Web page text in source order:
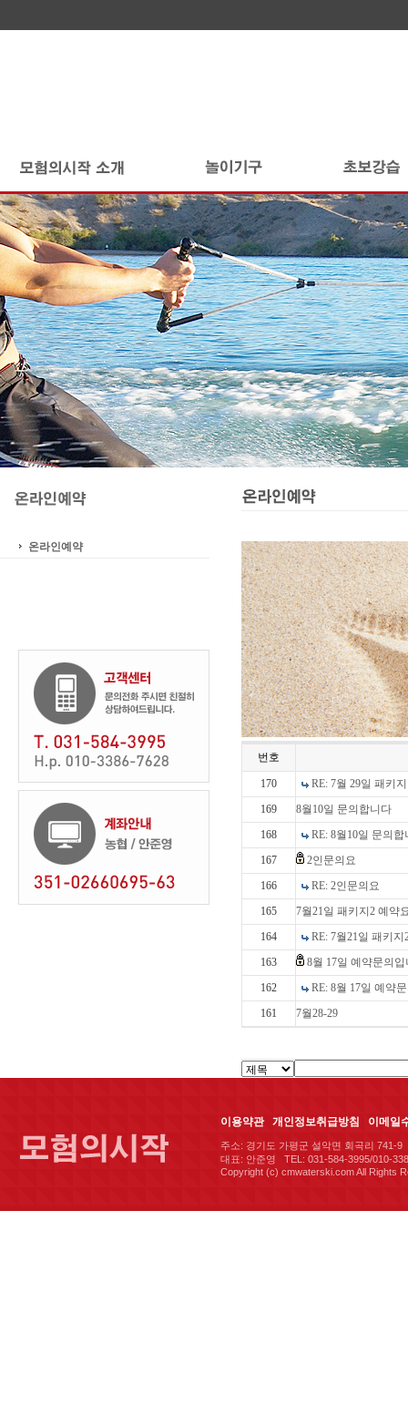
온라인예약
번호
170
RE: 7월 29일 패키
169
8월10일 문의합니다
168
RE: 8월10일 문의합
167
2인문의요
166
RE: 2인문의요
165
7월21일 패키지2 예약
164
RE: 7월21일 패키지
163
8월 17일 예약문의입
162
RE: 8월 17일 예약
161
7월28-29
이용약관 개인정보취급방침 이메일
주소: 경기도 가평군 설악면 회곡리 741-
대표: 안준영 TEL: 031-584-3995/010-
Copyright (c) cmwaterski.com All Rights